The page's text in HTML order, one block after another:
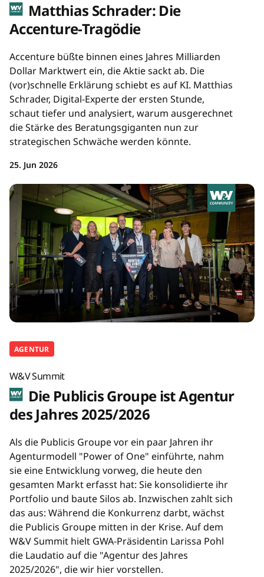
Matthias Schrader: Die
Accenture-Tragödie
Accenture büßte binnen eines Jahres Milliarden
Dollar Marktwert ein, die Aktie sackt ab. Die
(vor)schnelle Erklärung schiebt es auf KI. Matthias
Schrader, Digital-Experte der ersten Stunde,
schaut tiefer und analysiert, warum ausgerechnet
die Stärke des Beratungsgiganten nun zur
strategischen Schwäche werden könnte.
25. Jun 2026
AGENTUR
W&V Summit
Die Publicis Groupe ist Agentur
des Jahres 2025/2026
Als die Publicis Groupe vor ein paar Jahren ihr
Agenturmodell "Power of One" einführte, nahm
sie eine Entwicklung vorweg, die heute den
gesamten Markt erfasst hat: Sie konsolidierte ihr
Portfolio und baute Silos ab. Inzwischen zahlt sich
das aus: Während die Konkurrenz darbt, wächst
die Publicis Groupe mitten in der Krise. Auf dem
W&V Summit hielt GWA-Präsidentin Larissa Pohl
die Laudatio auf die "Agentur des Jahres
2025/2026", die wir hier vorstellen.